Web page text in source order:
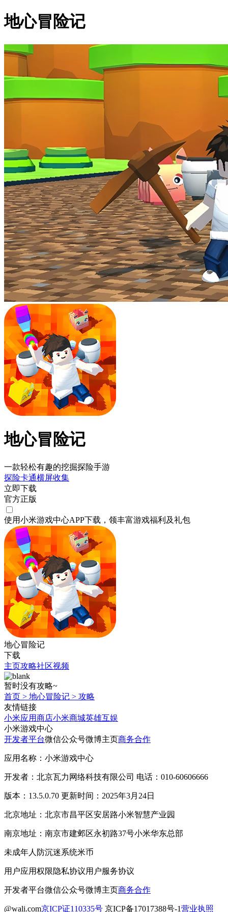
地心冒险记
地心冒险记
一款轻松有趣的挖掘探险手游
探险卡通横屏收集
立即下载
官方正版
使用小米游戏中心APP下载 ，领丰富游戏福利 及礼包
地心冒险记
下载
主页攻略社区视频
暂时没有攻略~
首页 > 地心冒险记 > 攻略
友情链接
小米应用商店小米商城英雄互娱
小米游戏中心
开发者平台微信公众号微博主页商务合作
应用名称：小米游戏中心
开发者：北京瓦力网络科技有限公司 电话：010-60606666
版本：13.5.0.70 更新时间：2025年3月24日
北京地址：北京市昌平区安居路小米智慧产业园
南京地址：南京市建邺区永初路37号小米华东总部
未成年人防沉迷系统米币
用户应用权限隐私协议用户服务协议
开发者平台微信公众号微博主页商务合作
@wali.com京ICP证110335号 京ICP备17017388号-1营业执照